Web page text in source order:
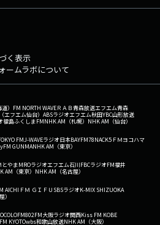
く表示
ームラボについて
） FM NORTH WAVEＲＡＢ青森放送エフエム青森
エフエム仙台） ABSラジオエフエム秋田YBC山形放送
福島ふくしまFMNHK AM（札幌） NHK AM（仙台）
FMJ-WAVEラジオ日本BAYFM78NACK5 ＦＭヨコハマ
FM GUNMANHK AM（東京）
とやまMROラジオエフエム石川FBCラジオFM福井
AM（東京） NHK AM（名古屋）
AICHI ＦＭ ＧＩＦＵ SBSラジオK-MIX SHIZUOKA
）
FM802FM大阪ラジオ関西Kiss FM KOBE
KYOTOwbs和歌山放送NHK AM（大阪）